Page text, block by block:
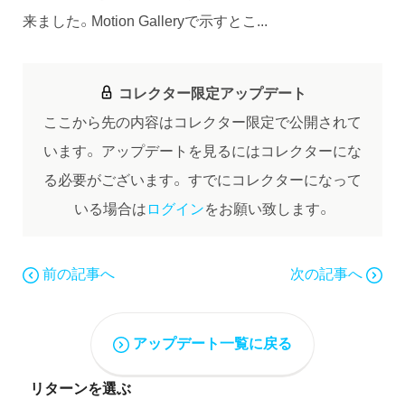
来ました。Motion Galleryで示すとこ...
コレクター限定アップデート
ここから先の内容はコレクター限定で公開されて
います。 アップデートを見るにはコレクターにな
る必要がございます。 すでにコレクターになって
いる場合はログインをお願い致します。
前の記事へ 次の記事へ
アップデート一覧に戻る
リターンを選ぶ